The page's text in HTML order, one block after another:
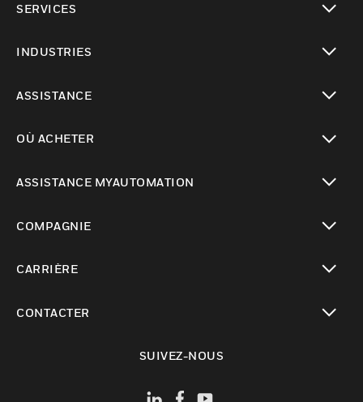
SERVICES
INDUSTRIES
ASSISTANCE
OÙ ACHETER
ASSISTANCE MYAUTOMATION
COMPAGNIE
CARRIÈRE
CONTACTER
SUIVEZ-NOUS